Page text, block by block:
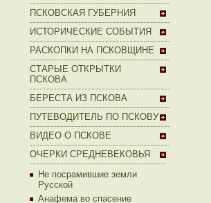
ПСКОВСКАЯ ГУБЕРНИЯ
ИСТОРИЧЕСКИЕ СОБЫТИЯ
РАСКОПКИ НА ПСКОВЩИНЕ
СТАРЫЕ ОТКРЫТКИ
ПСКОВА
БЕРЕСТА ИЗ ПСКОВА
ПУТЕВОДИТЕЛЬ ПО ПСКОВУ
ВИДЕО О ПСКОВЕ
ОЧЕРКИ СРЕДНЕВЕКОВЬЯ
Не посрамившие земли
Русской
Анафема во спасение